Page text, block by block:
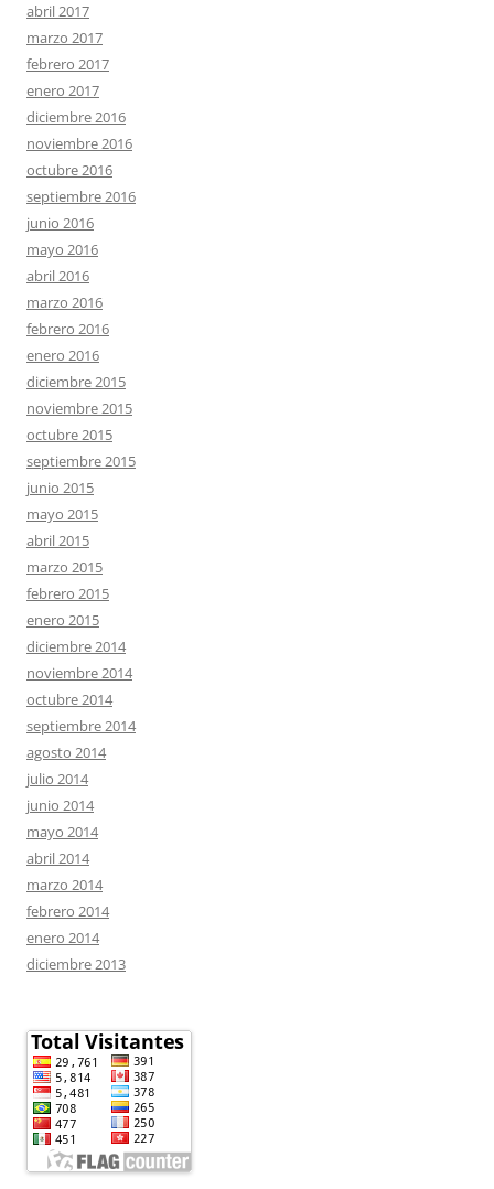
abril 2017
marzo 2017
febrero 2017
enero 2017
diciembre 2016
noviembre 2016
octubre 2016
septiembre 2016
junio 2016
mayo 2016
abril 2016
marzo 2016
febrero 2016
enero 2016
diciembre 2015
noviembre 2015
octubre 2015
septiembre 2015
junio 2015
mayo 2015
abril 2015
marzo 2015
febrero 2015
enero 2015
diciembre 2014
noviembre 2014
octubre 2014
septiembre 2014
agosto 2014
julio 2014
junio 2014
mayo 2014
abril 2014
marzo 2014
febrero 2014
enero 2014
diciembre 2013